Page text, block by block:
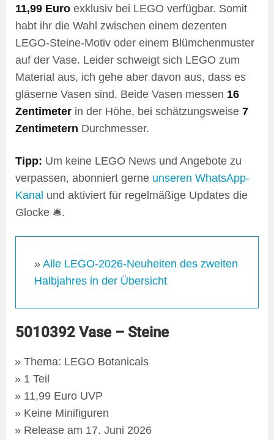
11,99 Euro exklusiv bei LEGO verfügbar. Somit
habt ihr die Wahl zwischen einem dezenten
LEGO-Steine-Motiv oder einem Blümchenmuster
auf der Vase. Leider schweigt sich LEGO zum
Material aus, ich gehe aber davon aus, dass es
gläserne Vasen sind. Beide Vasen messen 16
Zentimeter in der Höhe, bei schätzungsweise 7
Zentimetern Durchmesser.
Tipp: Um keine LEGO News und Angebote zu
verpassen, abonniert gerne unseren WhatsApp-
Kanal und aktiviert für regelmäßige Updates die
Glocke 🛎️.
» Alle LEGO-2026-Neuheiten des zweiten
Halbjahres in der Übersicht
5010392 Vase – Steine
Thema: LEGO Botanicals
1 Teil
11,99 Euro UVP
Keine Minifiguren
Release am 17. Juni 2026